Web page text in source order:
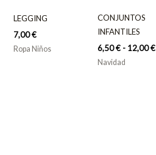
LEGGING
7,00€
Ropa Niños
CONJUNTOS
INFANTILES
6,50€ - 12,00€
Navidad